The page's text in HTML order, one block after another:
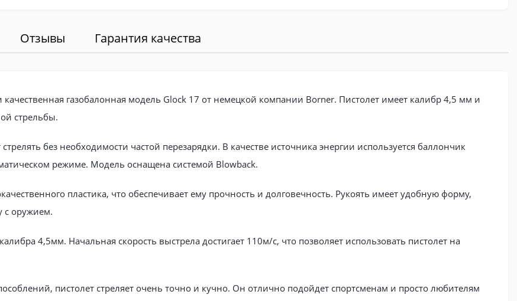
Отзывы Гарантия качества
газобалонная модель Glock 17 от немецкой компании Borner. Пистолет имеет калибр 4,5 мм и
стрельбы.
без необходимости частой перезарядки. В качестве источника энергии используется баллончик
режиме. Модель оснащена системой Blowback.
пластика, что обеспечивает ему прочность и долговечность. Рукоять имеет удобную форму,
с оружием.
4,5мм. Начальная скорость выстрела достигает 110м/с, что позволяет использовать пистолет на
пистолет стреляет очень точно и кучно. Он отлично подойдет спортсменам и просто любителям